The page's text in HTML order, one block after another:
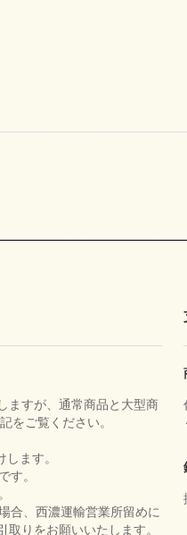
ますが、通常商品と大型商
をご覧ください。
ます。
す。
合、西濃運輸営業所留めに
りをお願いいたします。